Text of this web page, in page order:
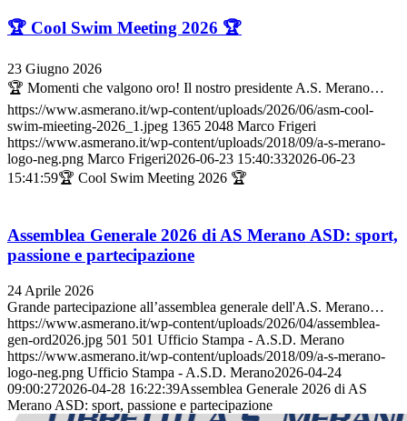
🏆 Cool Swim Meeting 2026 🏆
23 Giugno 2026
🏆 Momenti che valgono oro! Il nostro presidente A.S. Merano…
https://www.asmerano.it/wp-content/uploads/2026/06/asm-cool-
swim-mieeting-2026_1.jpeg 1365 2048 Marco Frigeri
https://www.asmerano.it/wp-content/uploads/2018/09/a-s-merano-
logo-neg.png Marco Frigeri2026-06-23 15:40:332026-06-23
15:41:59🏆 Cool Swim Meeting 2026 🏆
Assemblea Generale 2026 di AS Merano ASD: sport,
passione e partecipazione
24 Aprile 2026
Grande partecipazione all’assemblea generale dell'A.S. Merano…
https://www.asmerano.it/wp-content/uploads/2026/04/assemblea-
gen-ord2026.jpg 501 501 Ufficio Stampa - A.S.D. Merano
https://www.asmerano.it/wp-content/uploads/2018/09/a-s-merano-
logo-neg.png Ufficio Stampa - A.S.D. Merano2026-04-24
09:00:272026-04-28 16:22:39Assemblea Generale 2026 di AS
Merano ASD: sport, passione e partecipazione